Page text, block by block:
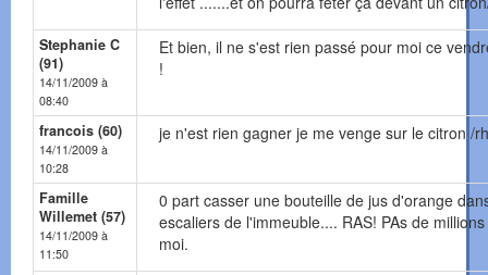
Stephanie C
(91)
14/11/2009 à
08:40
Et bien, il ne s'est rien passé pour moi ce
!
francois (60)
14/11/2009 à
10:28
je n'est rien gagner je me venge sur le citron /
Famille
Willemet (57)
14/11/2009 à
11:50
0 part casser une bouteille de jus d'orange
escaliers de l'immeuble.... RAS! PAs de
moi.